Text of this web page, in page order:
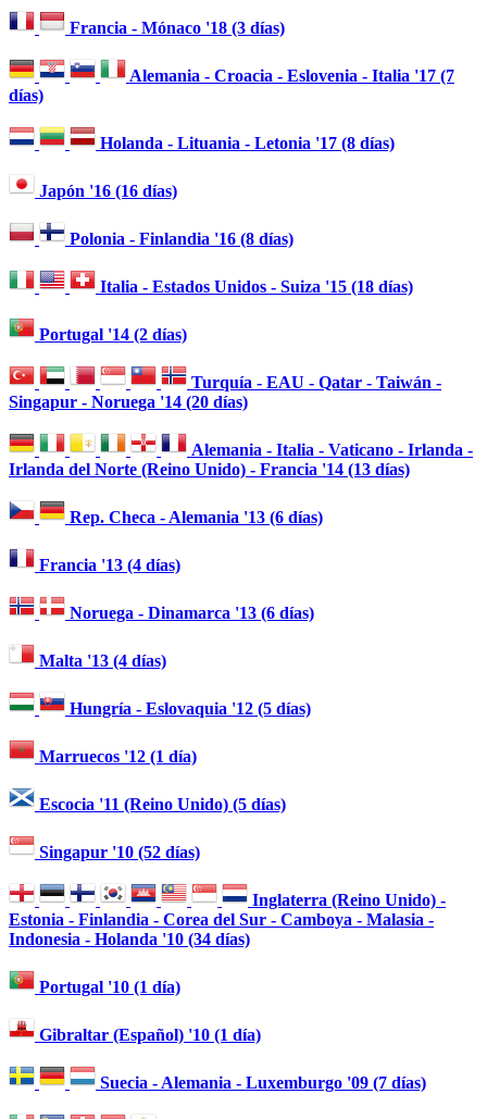
Francia - Mónaco '18 (3 días)
Alemania - Croacia - Eslovenia - Italia '17 (7
días)
Holanda - Lituania - Letonia '17 (8 días)
Japón '16 (16 días)
Polonia - Finlandia '16 (8 días)
Italia - Estados Unidos - Suiza '15 (18 días)
Portugal '14 (2 días)
Turquía - EAU - Qatar - Taiwán -
Singapur - Noruega '14 (20 días)
Alemania - Italia - Vaticano - Irlanda -
Irlanda del Norte (Reino Unido) - Francia '14 (13 días)
Rep. Checa - Alemania '13 (6 días)
Francia '13 (4 días)
Noruega - Dinamarca '13 (6 días)
Malta '13 (4 días)
Hungría - Eslovaquia '12 (5 días)
Marruecos '12 (1 día)
Escocia '11 (Reino Unido) (5 días)
Singapur '10 (52 días)
Inglaterra (Reino Unido) -
Estonia - Finlandia - Corea del Sur - Camboya - Malasia -
Indonesia - Holanda '10 (34 días)
Portugal '10 (1 día)
Gibraltar (Español) '10 (1 día)
Suecia - Alemania - Luxemburgo '09 (7 días)